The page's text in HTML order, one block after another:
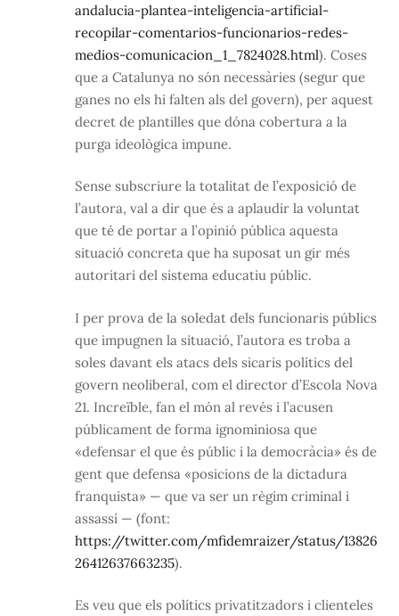
andalucia-plantea-inteligencia-artificial-
recopilar-comentarios-funcionarios-redes-
medios-comunicacion_1_7824028.html). Coses
que a Catalunya no són necessàries (segur que
ganes no els hi falten als del govern), per aquest
decret de plantilles que dóna cobertura a la
purga ideològica impune.
Sense subscriure la totalitat de l’exposició de
l’autora, val a dir que és a aplaudir la voluntat
que té de portar a l’opinió pública aquesta
situació concreta que ha suposat un gir més
autoritari del sistema educatiu públic.
I per prova de la soledat dels funcionaris públics
que impugnen la situació, l’autora es troba a
soles davant els atacs dels sicaris polítics del
govern neoliberal, com el director d’Escola Nova
21. Increïble, fan el món al revés i l’acusen
públicament de forma ignominiosa que
«defensar el que és públic i la democràcia» és de
gent que defensa «posicions de la dictadura
franquista» — que va ser un règim criminal i
assassí — (font:
https://twitter.com/mfidemraizer/status/13826
26412637663235).
Es veu que els polítics privatitzadors i clienteles